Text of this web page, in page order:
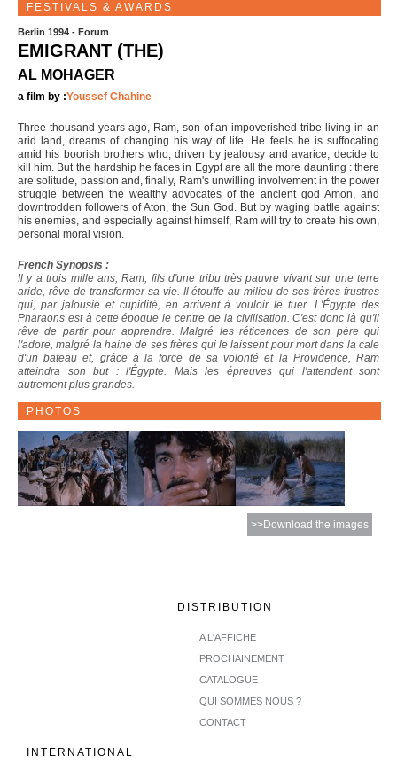
FESTIVALS & AWARDS
Berlin 1994 - Forum
EMIGRANT (THE)
AL MOHAGER
a film by :Youssef Chahine
Three thousand years ago, Ram, son of an impoverished tribe living in an
arid land, dreams of changing his way of life. He feels he is suffocating
amid his boorish brothers who, driven by jealousy and avarice, decide to
kill him. But the hardship he faces in Egypt are all the more daunting : there
are solitude, passion and, finally, Ram's unwilling involvement in the power
struggle between the wealthy advocates of the ancient god Amon, and
downtrodden followers of Aton, the Sun God. But by waging battle against
his enemies, and especially against himself, Ram will try to create his own,
personal moral vision.
French Synopsis :
Il y a trois mille ans, Ram, fils d'une tribu très pauvre vivant sur une terre
aride, rêve de transformer sa vie. Il étouffe au milieu de ses frères frustres
qui, par jalousie et cupidité, en arrivent à vouloir le tuer. L'Égypte des
Pharaons est à cette époque le centre de la civilisation. C'est donc là qu'il
rêve de partir pour apprendre. Malgré les réticences de son père qui
l'adore, malgré la haine de ses frères qui le laissent pour mort dans la cale
d'un bateau et, grâce à la force de sa volonté et la Providence, Ram
atteindra son but : l'Égypte. Mais les épreuves qui l'attendent sont
autrement plus grandes.
PHOTOS
>>Download the images
DISTRIBUTION
A L'AFFICHE
PROCHAINEMENT
CATALOGUE
QUI SOMMES NOUS ?
CONTACT
INTERNATIONAL